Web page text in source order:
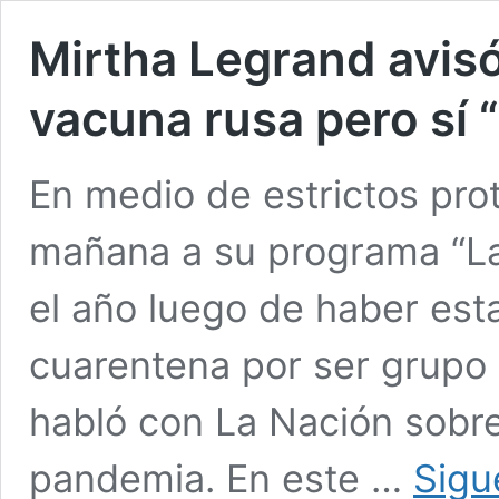
Mirtha Legrand
vacuna rusa pero sí
En medio de estrictos
mañana a su programa
el año luego de haber
cuarentena por ser
habló con La Nación
pandemia. En este …